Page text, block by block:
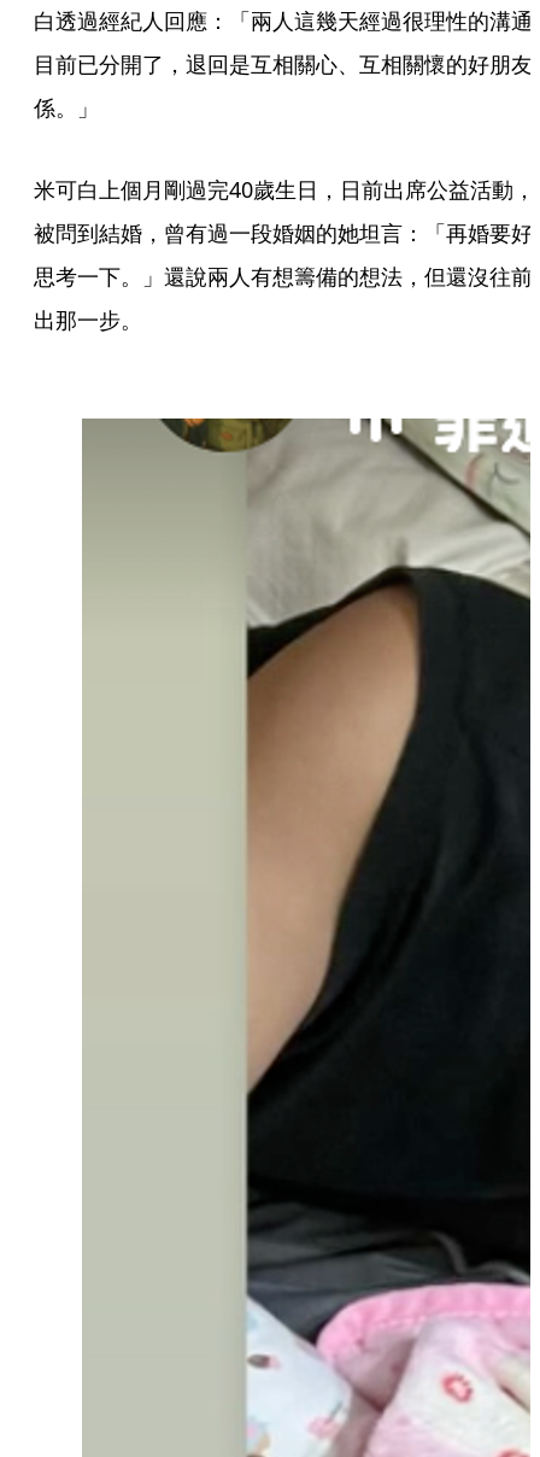
白透過經紀人回應：「兩人這幾天經過很理性的溝通
目前已分開了，退回是互相關心、互相關懷的好朋友
係。」
米可白上個月剛過完40歲生日，日前出席公益活動，
被問到結婚，曾有過一段婚姻的她坦言：「再婚要好
思考一下。」還說兩人有想籌備的想法，但還沒往前
出那一步。